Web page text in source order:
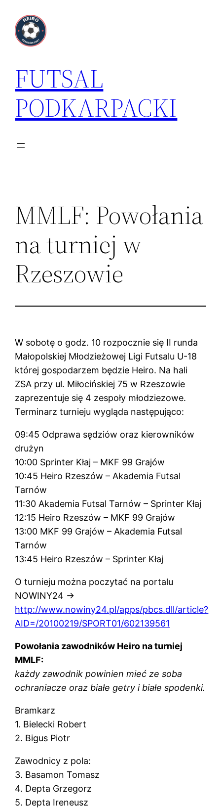
treści
FUTSAL
PODKARPACKI
MMLF: Powołania
na turniej w
Rzeszowie
W sobotę o godz. 10 rozpocznie się II runda
Małopolskiej Młodzieżowej Ligi Futsalu U-18
której gospodarzem będzie Heiro. Na hali
ZSA przy ul. Miłocińskiej 75 w Rzeszowie
zaprezentuje się 4 zespoły młodziezowe.
Terminarz turnieju wygląda następująco:
09:45 Odprawa sędziów oraz kierowników
drużyn
10:00 Sprinter Kłaj – MKF 99 Grajów
10:45 Heiro Rzeszów – Akademia Futsal
Tarnów
11:30 Akademia Futsal Tarnów – Sprinter Kłaj
12:15 Heiro Rzeszów – MKF 99 Grajów
13:00 MKF 99 Grajów – Akademia Futsal
Tarnów
13:45 Heiro Rzeszów – Sprinter Kłaj
O turnieju można poczytać na portalu
NOWINY24 ->
http://www.nowiny24.pl/apps/pbcs.dll/article?
AID=/20100219/SPORT01/602139561
Powołania zawodników Heiro na turniej
MMLF:
każdy zawodnik powinien mieć ze soba
ochraniacze oraz białe getry i białe spodenki.
Bramkarz
1. Bielecki Robert
2. Bigus Piotr
Zawodnicy z pola:
3. Basamon Tomasz
4. Depta Grzegorz
5. Depta Ireneusz